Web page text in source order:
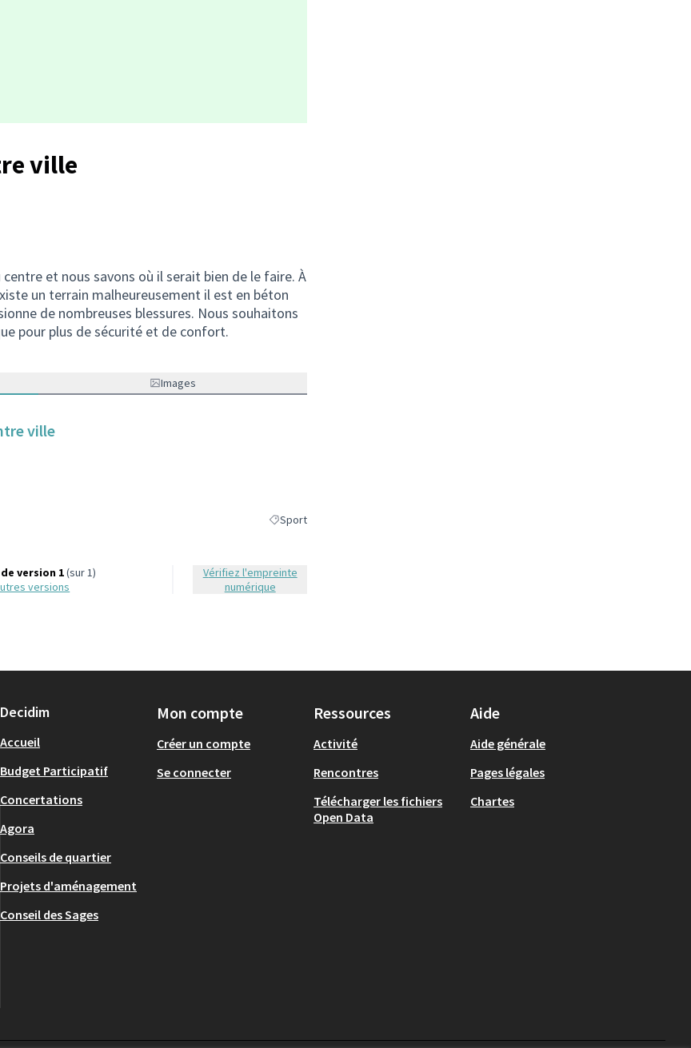
ville
et nous savons où il serait bien de le faire. À
un terrain malheureusement il est en béton
de nombreuses blessures. Nous souhaitons
pour plus de sécurité et de confort.
Images
ville
Filtrer les résultats de la catégorie : Sport
Sport
version 1(sur 1)
versions
Vérifiez l'empreinte
numérique
Decidim
Accueil
Budget Participatif
Concertations
Agora
Conseils de quartier
Projets d'aménagement
Conseil des Sages
Mon compte
Créer un compte
Se connecter
Ressources
Activité
Rencontres
Télécharger les fichiers
Open Data
Aide
Aide générale
Pages légales
Chartes